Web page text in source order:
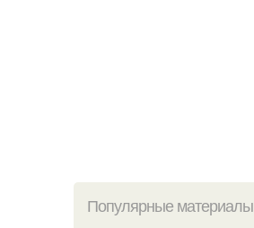
Популярные материалы